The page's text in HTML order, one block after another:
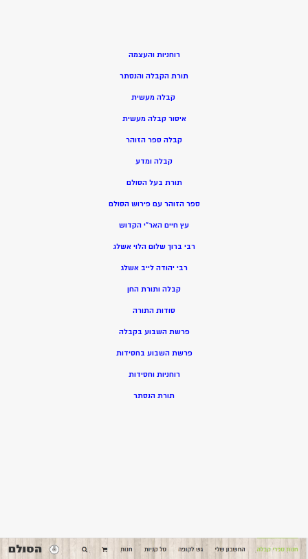
רוחניות והעצמה
תורת הקבלה והנסתר
קבלה מעשית
איסור קבלה מעשית
קבלה ספר הזוהר
קבלה ומדע
תורת בעל הסולם
ספר הזוהר עם פירוש הסולם
עץ חיים האר”י הקדוש
רבי ברוך שלום הלוי אשלג
רבי יהודה לייב אשלג
קבלה ותורת החן
סודות התורה
פרשת השבוע בקבלה
פרשת השבוע בחסידות
רוחניות וחסידות
תורת הנסתר